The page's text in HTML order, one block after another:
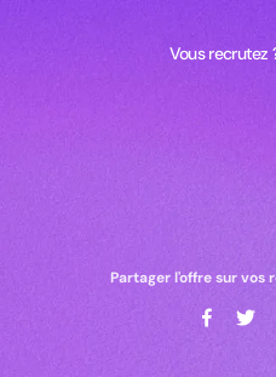
Vous recrutez
Vous recrutez ?
Partager l'offre sur vos